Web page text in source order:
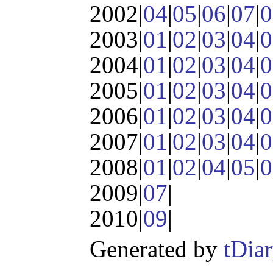
2002|04|05|06|07|
2003|01|02|03|04|
2004|01|02|03|04|
2005|01|02|03|04|
2006|01|02|03|04|
2007|01|02|03|04|
2008|01|02|04|05|
2009|07|
2010|09|
Generated by